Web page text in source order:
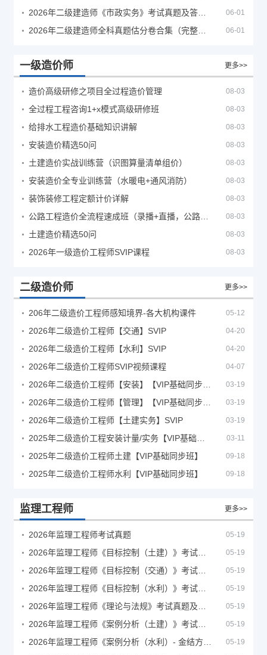
06-01
06-01
一级造价师 更多>>
造价高级研修之项目全过程造价管理 08-03
全过程工程咨询1+x模式高级研修班 08-03
给排水工程造价基础知识讲解 08-03
安装造价精选50问 08-03
土建造价实战训练营（识图算量清单组价） 08-03
安装造价全专业训练营（水暖电+通风消防） 08-03
装饰装修工程定额计价详解 08-03
08-03
土建造价精选50问 08-03
2026年一级造价工程师SVIP课程 08-03
二级造价师 更多>>
206年二级造价工程师感知境界-各大机构课件 05-12
2026年二级造价工程师【交通】SVIP 04-20
2026年二级造价工程师【水利】SVIP 04-20
2026年二级造价工程师SVIP视频课程 04-07
03-19
03-19
2026年二级造价工程师【土建实务】SVIP 03-19
03-11
2025年二级造价工程师土建【VIP基础同步班】 09-18
2025年二级造价工程师水利【VIP基础同步班】 09-18
监理工程师 更多>>
2026年监理工程师考试真题 05-19
05-19
05-19
05-19
05-19
05-19
05-19